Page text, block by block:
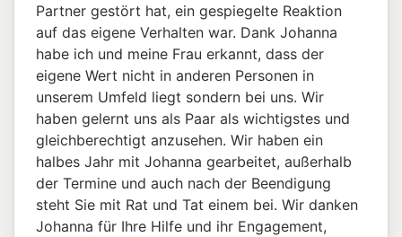
Partner gestört hat, ein gespiegelte Reaktion
auf das eigene Verhalten war. Dank Johanna
habe ich und meine Frau erkannt, dass der
eigene Wert nicht in anderen Personen in
unserem Umfeld liegt sondern bei uns. Wir
haben gelernt uns als Paar als wichtigstes und
gleichberechtigt anzusehen. Wir haben ein
halbes Jahr mit Johanna gearbeitet, außerhalb
der Termine und auch nach der Beendigung
steht Sie mit Rat und Tat einem bei. Wir danken
Johanna für Ihre Hilfe und ihr Engagement,